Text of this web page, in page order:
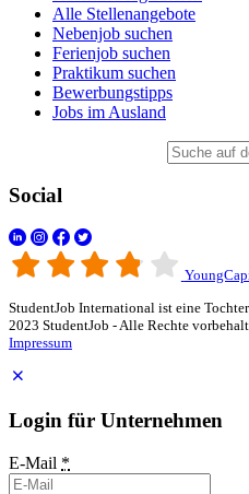
Alle Stellenangebote
Nebenjob suchen
Ferienjob suchen
Praktikum suchen
Bewerbungstipps
Jobs im Ausland
Social
StudentJob International ist eine
2023 StudentJob - Alle Rechte
Impressum
Login für Unternehmen
E-Mail *